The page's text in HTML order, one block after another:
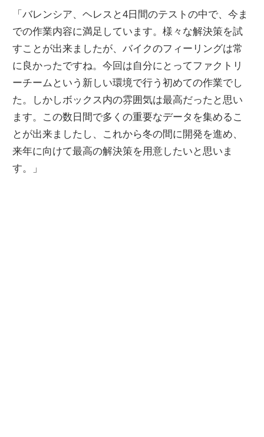
「バレンシア、ヘレスと4日間のテストの中で、今ま
での作業内容に満足しています。様々な解決策を試
すことが出来ましたが、バイクのフィーリングは常
に良かったですね。今回は自分にとってファクトリ
ーチームという新しい環境で行う初めての作業でし
た。しかしボックス内の雰囲気は最高だったと思い
ます。この数日間で多くの重要なデータを集めるこ
とが出来ましたし、これから冬の間に開発を進め、
来年に向けて最高の解決策を用意したいと思いま
す。」